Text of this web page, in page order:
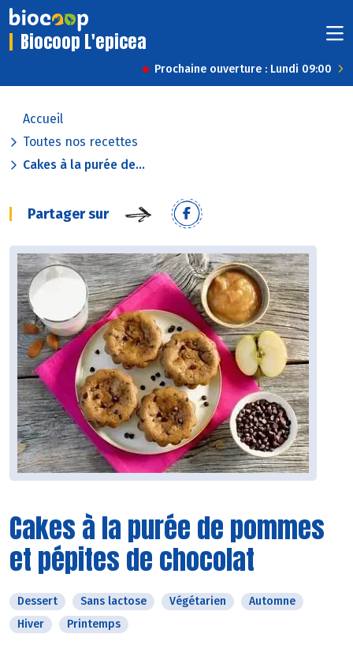
Biocoop L'epicea
Prochaine ouverture : Lundi 09:00
Accueil
Toutes nos recettes
Cakes à la purée de...
Partager sur
Cakes à la purée de pommes
et pépites de chocolat
Dessert Sans lactose Végétarien
Automne
Hiver
Printemps